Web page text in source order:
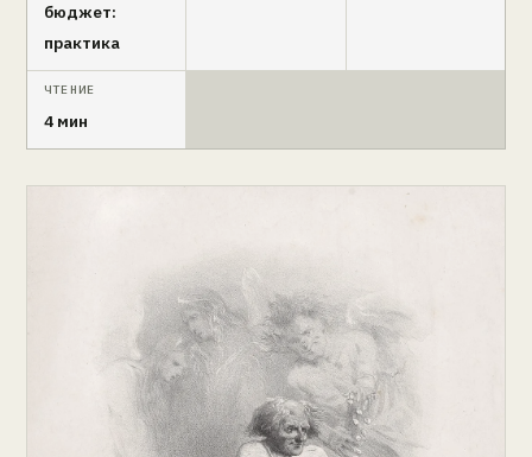
бюджет:
практика
ЧТЕНИЕ
4 мин